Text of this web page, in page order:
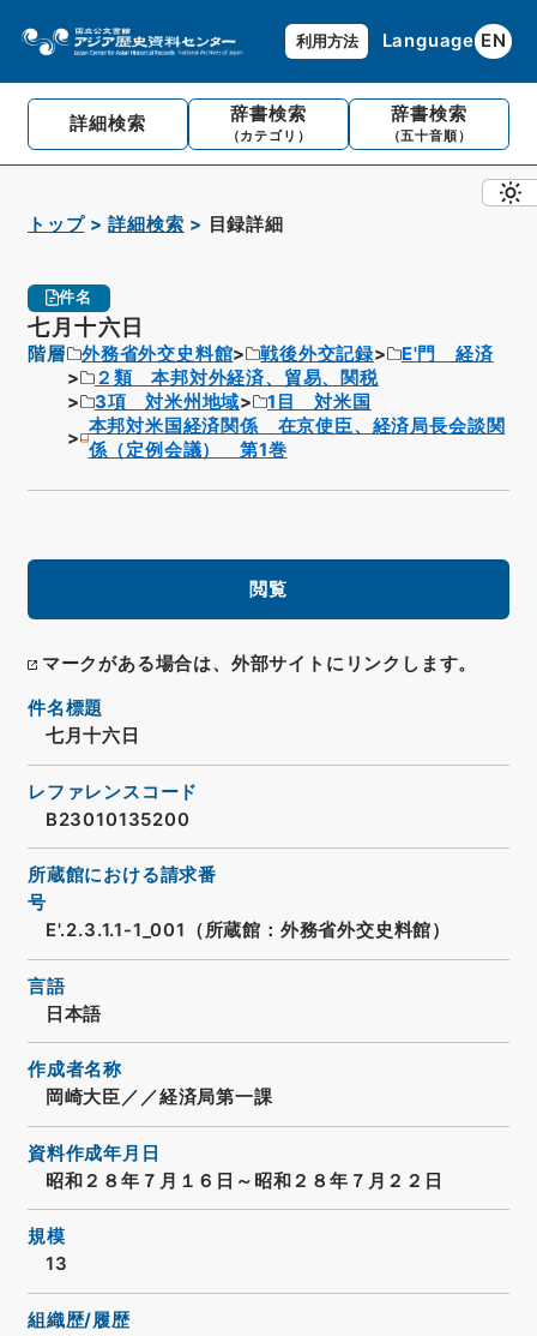
利用方法 Language EN
詳細検索 辞書検索
（カテゴリ）
辞書検索
（五十音順）
トップ 詳細検索 目録詳細
件名
七月十六日
階層 外務省外交史料館 戦後外交記録
E'門 経済
２類 本邦対外経済、貿易、関税
3項 対米州地域
1目 対米国
本邦対米国経済関係 在京使臣、経済局長会談関
係（定例会議） 第1巻
閲覧
マークがある場合は、外部サイトにリンクします。
件名標題
七月十六日
レファレンスコード
B23010135200
所蔵館における請求番
号
E'.2.3.1.1-1_001（所蔵館：外務省外交史料館）
言語
日本語
作成者名称
岡崎大臣／／経済局第一課
資料作成年月日
昭和２８年７月１６日～昭和２８年７月２２日
規模
13
組織歴/履歴